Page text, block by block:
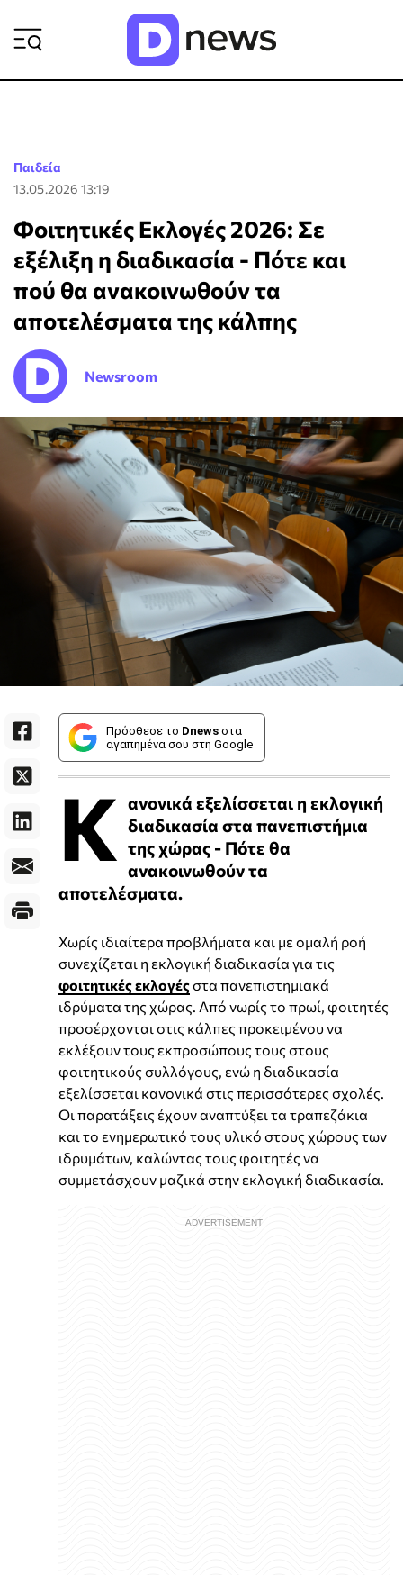
Παιδεία
13.05.2026 13:19
Φοιτητικές Εκλογές 2026: Σε
εξέλιξη η διαδικασία - Πότε και
πού θα ανακοινωθούν τα
αποτελέσματα της κάλπης
Newsroom
Πρόσθεσε το Dnews στα
αγαπημένα σου στη Google
Κ ανονικά εξελίσσεται η εκλογική
διαδικασία στα πανεπιστήμια
της χώρας - Πότε θα
ανακοινωθούν τα
αποτελέσματα.
Χωρίς ιδιαίτερα προβλήματα και με ομαλή ροή
συνεχίζεται η εκλογική διαδικασία για τις
φοιτητικές εκλογέςστα πανεπιστημιακά
ιδρύματα της χώρας. Από νωρίς το πρωί, φοιτητές
προσέρχονται στις κάλπες προκειμένου να
εκλέξουν τους εκπροσώπους τους στους
φοιτητικούς συλλόγους, ενώ η διαδικασία
εξελίσσεται κανονικά στις περισσότερες σχολές.
Οι παρατάξεις έχουν αναπτύξει τα τραπεζάκια
και το ενημερωτικό τους υλικό στους χώρους των
ιδρυμάτων, καλώντας τους φοιτητές να
συμμετάσχουν μαζικά στην εκλογική διαδικασία.